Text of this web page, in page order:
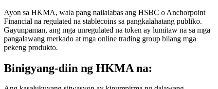
Ayon sa HKMA, wala pang nailalabas ang HSBC o Anchorpoint
Financial na regulated na stablecoins sa pangkalahatang publiko.
Gayunpaman, ang mga unregulated na token ay lumitaw na sa mga
pangalawang merkado at mga online trading group bilang mga
pekeng produkto.
Binigyang-diin ng HKMA na: